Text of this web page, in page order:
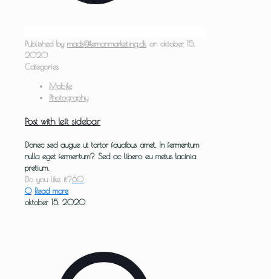
Published by mads@lemonmarketing.dk on oktober 15,
2020
Categories
Mobile
Photography
Post with left sidebar
Donec sed augue ut tortor faucibus amet. In fermentum
nulla eget fermentum? Sed ac libero eu metus lacinia
pretium.
Do you like it?60
0 Read more
oktober 15, 2020